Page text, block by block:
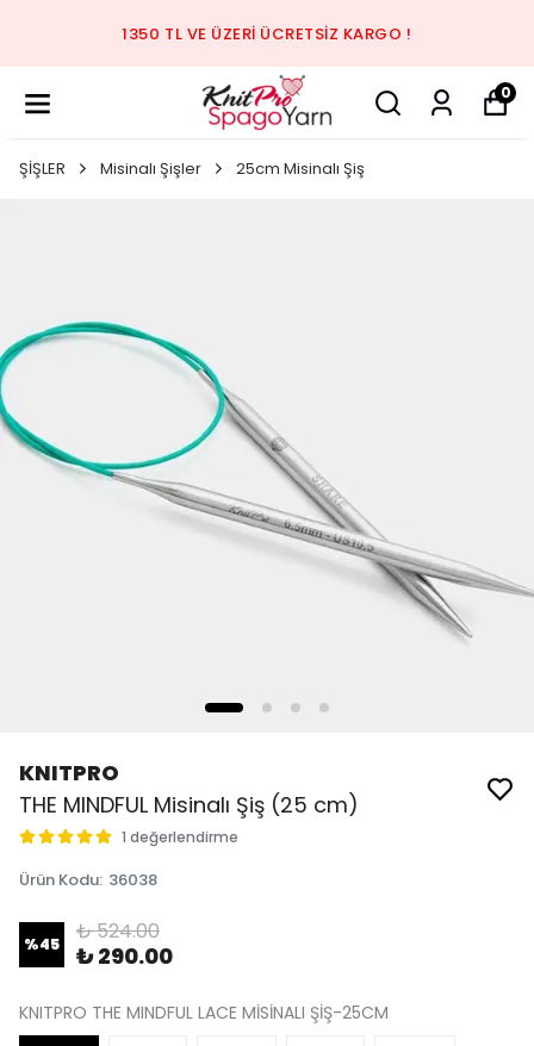
1350 TL VE ÜZERI ÜCRETSIZ KARGO !
0
ŞİŞLER Misinalı Şişler 25cm Misinalı Şiş
KNITPRO
THE MINDFUL Misinalı Şiş (25 cm)
1 değerlendirme
Ürün Kodu: 36038
%45 ₺ 524.00
₺ 290.00
KNITPRO THE MINDFUL LACE MİSİNALI ŞİŞ-25CM